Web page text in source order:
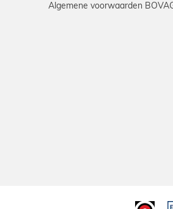
Algemene voorwaarden